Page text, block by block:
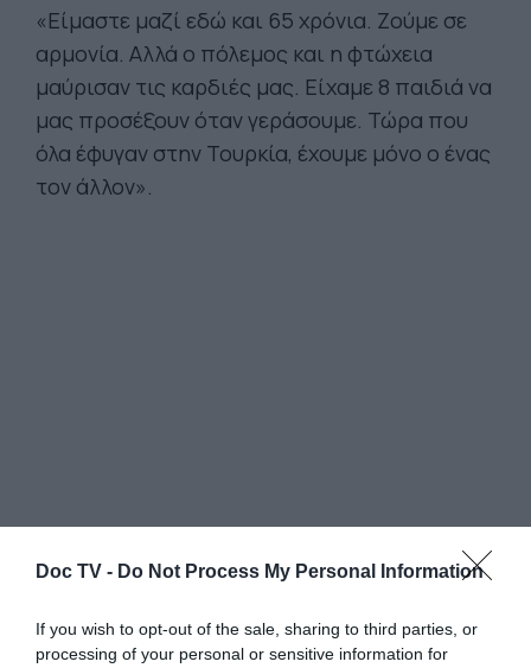
Doc TV - Do Not Process My Personal Information
If you wish to opt-out of the sale, sharing to third parties, or
processing of your personal or sensitive information for
«Είμαστε μαζί εδώ και 65 χρόνια. Ζούμε σε
αρμονία. Αλλά ο πόλεμος και η φτώχεια
μαύρισαν τις καρδιές μας. Είχαμε 8 παιδιά να
μας προσέξουν όταν γεράσουμε. Τώρα που
όλα έφυγαν στην Τουρκία, έχουμε μόνο ο ένας
τον άλλον».
6,6 εκατομμύρια Σύροι έχουν μετατοπιστεί.
ομάδα και το ζευγάρι που ζει στα σύνορα